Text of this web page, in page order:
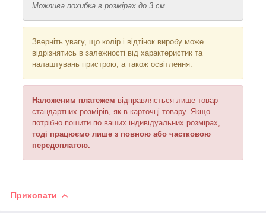
Можлива похибка в розмірах до 3 см.
Зверніть увагу, що колір і відтінок виробу може
відрізнятись в залежності від характеристик та
налаштувань пристрою, а також освітлення.
Наложеним платежем відправляється лише товар
стандартних розмірів, як в карточці товару. Якщо
потрібно пошити по ваших індивідуальних розмірах,
тоді працюємо лише з повною або частковою
передоплатою.
Приховати